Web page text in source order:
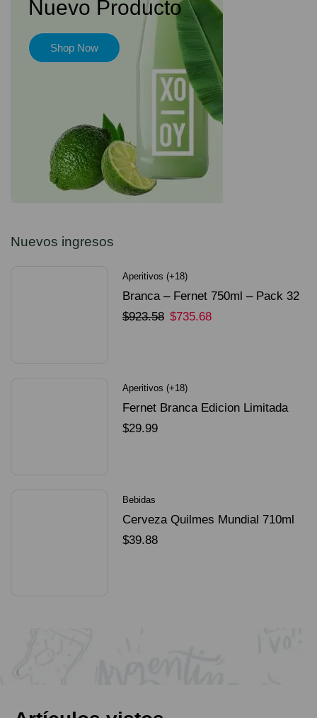
Nuevo Producto
Shop Now
Nuevos ingresos
Aperitivos (+18)
Branca – Fernet 750ml – Pack 32
Unidades
$923.58 $735.68
Aperitivos (+18)
Fernet Branca Edicion Limitada
Dorado Mundial
$29.99
Bebidas
Cerveza Quilmes Mundial 710ml
packX4
$39.88